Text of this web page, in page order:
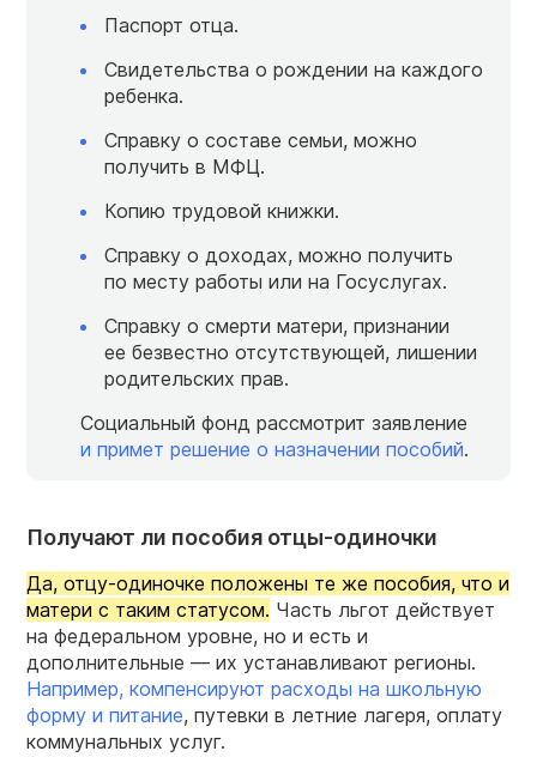
Паспорт отца.
Свидетельства о рождении на каждого
ребенка.
Справку о составе семьи, можно
получить в МФЦ.
Копию трудовой книжки.
Справку о доходах, можно получить
по месту работы или на Госуслугах.
Справку о смерти матери, признании
ее безвестно отсутствующей, лишении
родительских прав.
Социальный фонд рассмотрит заявление
и примет решение о назначении пособий.
Получают ли пособия отцы-одиночки
Да, отцу-одиночке положены те же пособия, что и
матери с таким статусом. Часть льгот действует
на федеральном уровне, но и есть и
дополнительные — их устанавливают регионы.
Например, компенсируют расходы на школьную
форму и питание, путевки в летние лагеря, оплату
коммунальных услуг.